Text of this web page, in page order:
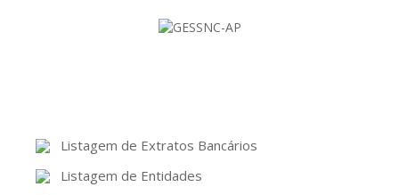
Listagem de Extratos Bancários
Listagem de Entidades